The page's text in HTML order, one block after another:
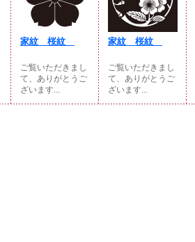
家紋 桜紋
ご覧いただきまし
て、ありがとうご
ざいます...
家紋 桜紋
ご覧いただきまし
て、ありがとうご
ざいます...